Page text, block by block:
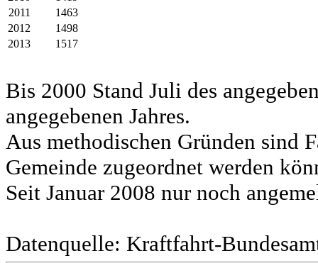
2011
1463
2012
1498
2013
1517
Bis 2000 Stand Juli des
angegebenen Jahres.
Aus methodischen Gründen sind
Gemeinde zugeordnet werden
Seit Januar 2008 nur noch
Datenquelle: Kraftfahrt-